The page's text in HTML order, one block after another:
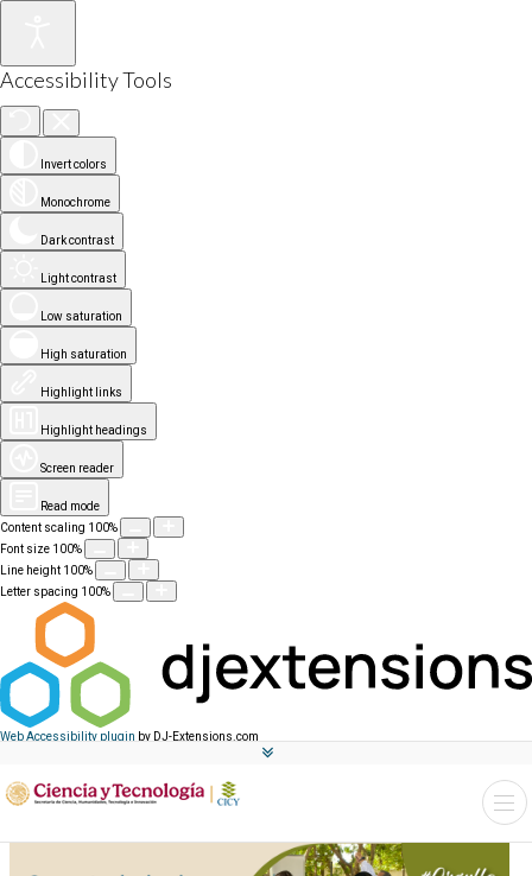
Accessibility Tools
Invert colors
Monochrome
Dark contrast
Light contrast
Low saturation
High saturation
Highlight links
Highlight headings
Screen reader
Read mode
Content scaling 100%
Font size 100%
Line height 100%
Letter spacing 100%
Web Accessibility plugin by DJ-Extensions.com